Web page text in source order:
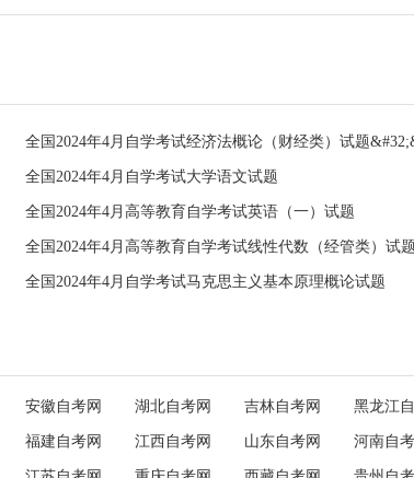
全国2024年4月自学考试大学语文试题
全国2024年4月高等教育自学考试英语（一）试题
全国2024年4月高等教育自学考试线性代数（经管类）试题
全国2024年4月自学考试马克思主义基本原理概论试题
安徽自考网 湖北自考网 吉林自考网 黑龙江
福建自考网 江西自考网 山东自考网 河南自